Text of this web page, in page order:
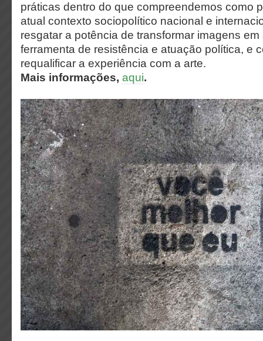
práticas dentro do que compreendemos como
atual contexto sociopolítico nacional e
resgatar a potência de transformar imagens
ferramenta de resistência e atuação política, e
requalificar a experiência com a arte.
Mais informações, aqui.